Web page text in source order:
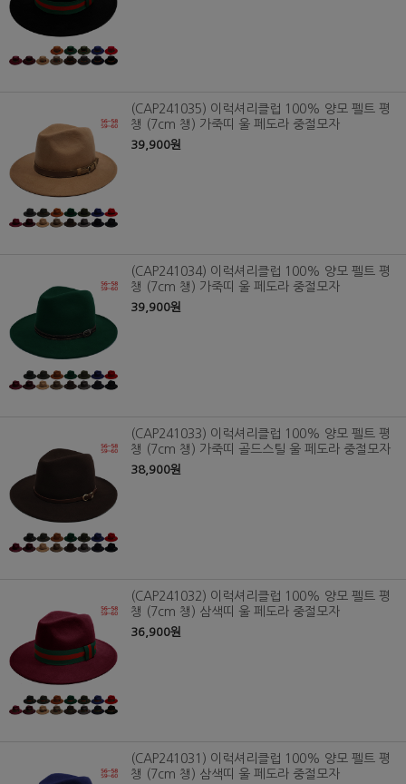
(CAP241035) 이럭셔리클럽 100% 양모 펠트 평
챙 (7cm 챙) 가죽띠 울 페도라 중절모자
39,900원
(CAP241034) 이럭셔리클럽 100% 양모 펠트 평
챙 (7cm 챙) 가죽띠 울 페도라 중절모자
39,900원
(CAP241033) 이럭셔리클럽 100% 양모 펠트 평
챙 (7cm 챙) 가죽띠 골드스틸 울 페도라 중절모자
38,900원
(CAP241032) 이럭셔리클럽 100% 양모 펠트 평
챙 (7cm 챙) 삼색띠 울 페도라 중절모자
36,900원
(CAP241031) 이럭셔리클럽 100% 양모 펠트 평
챙 (7cm 챙) 삼색띠 울 페도라 중절모자